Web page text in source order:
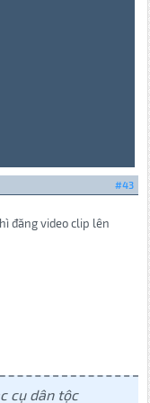
#43
đăng video clip lên
cụ dân tộc